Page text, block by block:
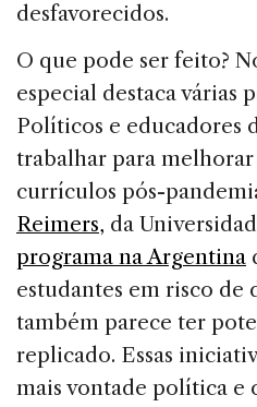
desfavorecidos.
O que pode ser feito?
especial destaca várias
Políticos e educadores
trabalhar para
currículos pós-
Reimers, da
programa na Argentina
estudantes em risco de
também parece ter
replicado. Essas
mais vontade política e